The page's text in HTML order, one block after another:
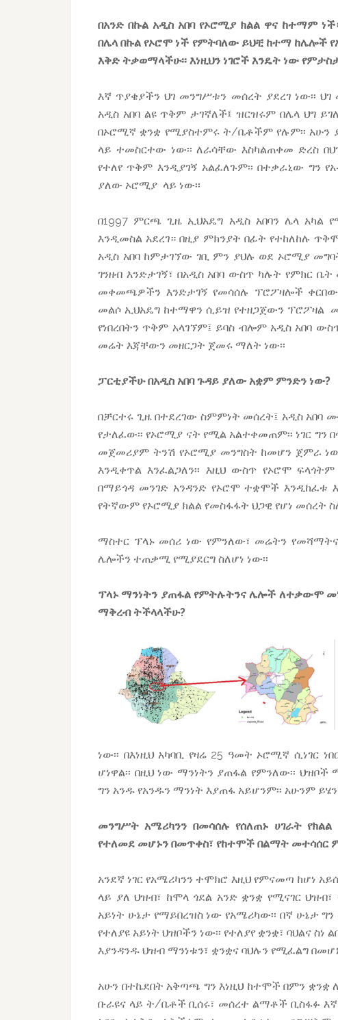
በአንድ በኩል አዲስ አበባ የኦሮሚያ ክልል ዋና ከተማም
በሌላ በኩል የኦሮሞ ነች የምትባለው ይህቺ ከተማ ከሌሎች
እቅድ ትቃወማላችሁ፡፡ እነዚህን ነገሮች እንዴት ነው
እኛ ጥያቄያችን ህገ መንግሥቱን መሰረት ያደረገ
አዲስ አበባ ልዩ ጥቅም ታገኛለች፤ ዝርዝሩም በሌላ ህግ
በኦሮሚኛ ቋንቋ የሚያስተምሩ ት/ቤቶችም የሉም፡፡ አሁን
ላይ ተመስርተው ነው፡፡ ለራሳቸው እስካልጠቀመ ድረስ
የተለየ ጥቅም እንዲያገኝ አልፈለጉም፡፡ በተቃራኒው ግን
ያለው ኦሮሚያ ላይ ነው፡፡
በ1997 ምርጫ ጊዜ ኢህአዴግ አዲስ አበባን ሌላ
እንዲመስል አደረገ። በዚያ ምክንያት በፊት የተከለከሉ
አዲስ አበባ ከምታገኘው ገቢ ምን ያህሉ ወደ ኦሮሚያ
ገንዘብ እንድታገኝ፣ በአዲስ አበባ ውስጥ ካሉት የምክር
መቀመጫዎችን እንድታገኝ የመሳሰሉ ፕሮፖዛሎች ቀርበው
መልሶ ኢህአዴግ ከተማዋን ሲይዝ የተዘጋጀውን ፕሮፖዛል
የነበረበትን ጥቅም አላገኘም፤ ይባስ ብሎም አዲስ አበባ
መሬት እጃቸውን መዘርጋት ጀመሩ ማለት ነው፡፡
ፓርቲያችሁ በአዲስ አበባ ጉዳይ ያለው አቋም ምንድን ነው?
በቻርተሩ ጊዜ በተደረገው ስምምነት መሰረት፤ አዲስ
የታለፈው፡፡ የኦሮሚያ ናት የሚል አልተቀመጠም፡፡ ነገር ግን
መጀመሪያም ትንሽ የኦሮሚያ መንግስት ከመሆን ጀምራ ነው
እንዲቀጥል እንፈልጋለን፡፡ እዚህ ውስጥ የኦሮሞ
በማይጎዳ መንገድ አንዳንድ የኦሮሞ ተቋሞች እንዲከፈቱ
የትኛውም የኦሮሚያ ክልል የመስፋፋት ህጋዊ የሆነ መሰረት
ማስተር ፕላኑ መሰሪ ነው የምንለው፣ መሬትን
ሌሎችን ተጠቃሚ የሚያደርግ ስለሆነ ነው፡፡
ፕላኑ ማንነትን ያጠፋል የምትሉትንና ሌሎች ለተቃውሞ
ማቅረብ ትችላላችሁ?
ነው፡፡ በእነዚህ አካባቢ የዛሬ 25 ዓመት ኦሮሚኛ ሲነገር
ሆነዋል፡፡ በዚህ ነው ማንነትን ያጠፋል የምንለው፡፡
ግን አንዱ የአንዱን ማንነት እያጠፋ አይሆንም፡፡ አሁንም
መንግሥት አሜሪካንን በመሳሰሉ የሰለጠኑ ሀገራት
የተለመደ መሆኑን በመጥቀስ፣ የከተሞች በልማት መተሳሰር
አንደኛ ነገር የአሜሪካንን ተሞክሮ እዚህ የምናመጣ ከሆነ
ላይ ያለ ህዝብ፣ ከሞላ ጎደል አንድ ቋንቋ የሚናገር
አይነት ሁኔታ የማይበረዝስ ነው የአሜሪካው፡፡ በኛ ሁኔታ
የተለያዩ አይነት ህዝቦችን ነው፡፡ የተለያየ ቋንቋ፣ ባህልና
እያንዳንዱ ህዝብ ማንነቱን፣ ቋንቋና ባህሉን የሚፈልግ
አሁን በተኬደበት አቅጣጫ ግን እነዚህ ከተሞች በምን
ቡራዩና ላይ ት/ቤቶች ቢሰሩ፣ መሰረተ ልማቶች ቢስፋፉ እኛ